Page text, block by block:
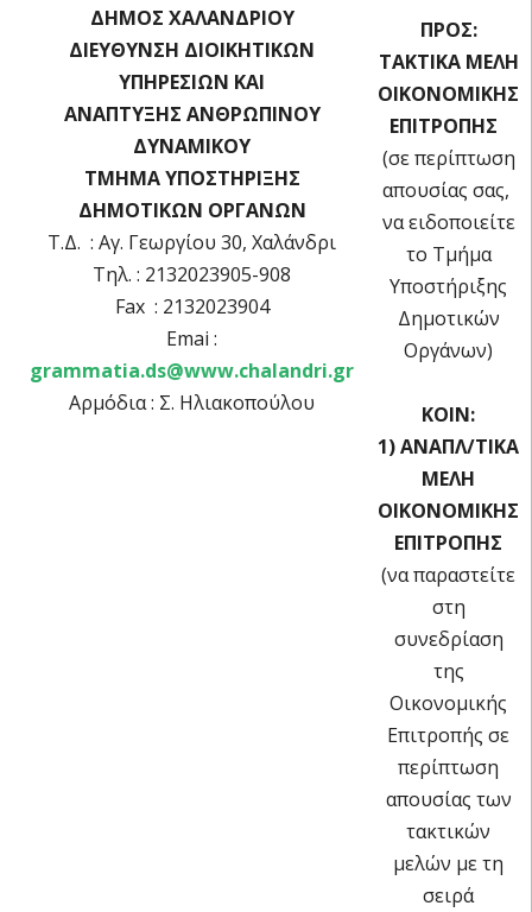
ΔΗΜΟΣ ΧΑΛΑΝΔΡΙΟΥ
ΔΙΕΥΘΥΝΣΗ ΔΙΟΙΚΗΤΙΚΩΝ
ΥΠΗΡΕΣΙΩΝ ΚΑΙ
ΑΝΑΠΤΥΞΗΣ ΑΝΘΡΩΠΙΝΟΥ
ΔΥΝΑΜΙΚΟΥ
ΤΜΗΜΑ ΥΠΟΣΤΗΡΙΞΗΣ
ΔΗΜΟΤΙΚΩΝ ΟΡΓΑΝΩΝ
Τ.Δ. : Αγ. Γεωργίου 30, Χαλάνδρι
Τηλ. : 2132023905-908
Fax : 2132023904
Emai :
grammatia.ds@www.chalandri.gr
Αρμόδια : Σ. Ηλιακοπούλου
ΠΡΟΣ:
ΤΑΚΤΙΚΑ ΜΕΛΗ
OIKOΝΟΜΙΚΗΣ
ΕΠΙΤΡΟΠΗΣ
(σε περίπτωση
απουσίας σας,
να ειδοποιείτε
το Τμήμα
Υποστήριξης
Δημοτικών
Οργάνων)
ΚΟΙΝ:
1) ΑΝΑΠΛ/ΤΙΚΑ
ΜΕΛΗ
ΟΙΚΟΝΟΜΙΚΗΣ
ΕΠΙΤΡΟΠΗΣ
(να παραστείτε
στη
συνεδρίαση
της
Οικονομικής
Επιτροπής σε
περίπτωση
απουσίας των
τακτικών
μελών με τη
σειρά